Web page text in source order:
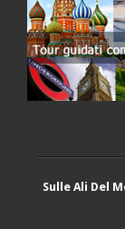
Sulle Ali Del